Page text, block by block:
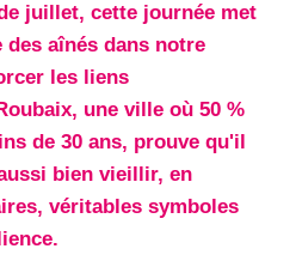
juillet, cette journée met
des aînés dans notre
les liens
une ville où 50 %
de 30 ans, prouve qu'il
bien vieillir, en
véritables symboles